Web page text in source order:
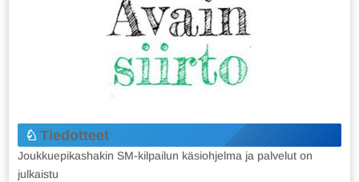
Tiedotteet
Joukkuepikashakin SM-kilpailun käsiohjelma ja palvelut on
julkaistu